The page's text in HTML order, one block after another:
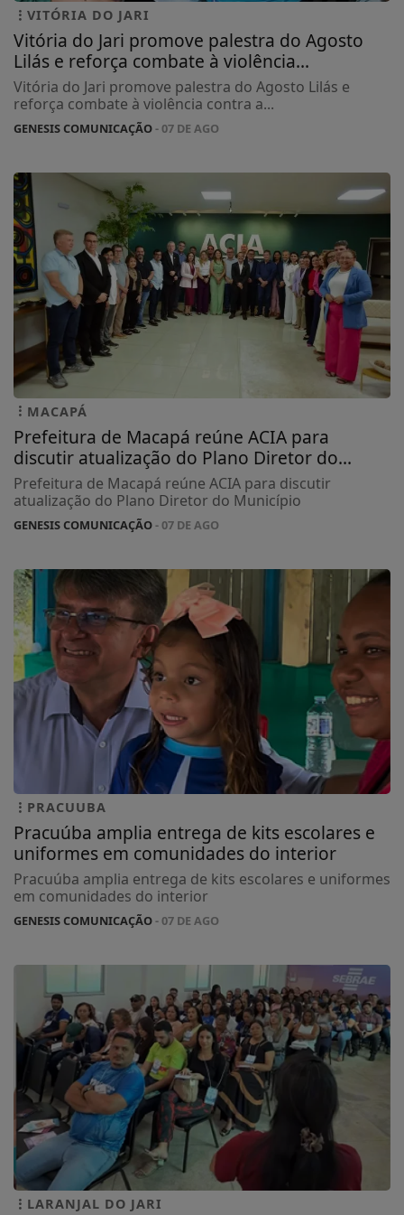
VITÓRIA DO JARI
Vitória do Jari promove palestra do Agosto
Lilás e reforça combate à violência...
Vitória do Jari promove palestra do Agosto Lilás e
reforça combate à violência contra a...
GENESIS COMUNICAÇÃO- 07 DE AGO
MACAPÁ
Prefeitura de Macapá reúne ACIA para
discutir atualização do Plano Diretor do...
Prefeitura de Macapá reúne ACIA para discutir
atualização do Plano Diretor do Município
GENESIS COMUNICAÇÃO- 07 DE AGO
PRACUUBA
Pracuúba amplia entrega de kits escolares e
uniformes em comunidades do interior
Pracuúba amplia entrega de kits escolares e uniformes
em comunidades do interior
GENESIS COMUNICAÇÃO- 07 DE AGO
LARANJAL DO JARI